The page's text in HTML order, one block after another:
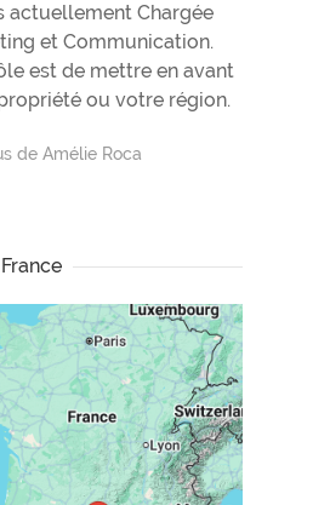
actuellement Chargée
et Communication.
est de mettre en avant
ou votre région.
de Amélie Roca